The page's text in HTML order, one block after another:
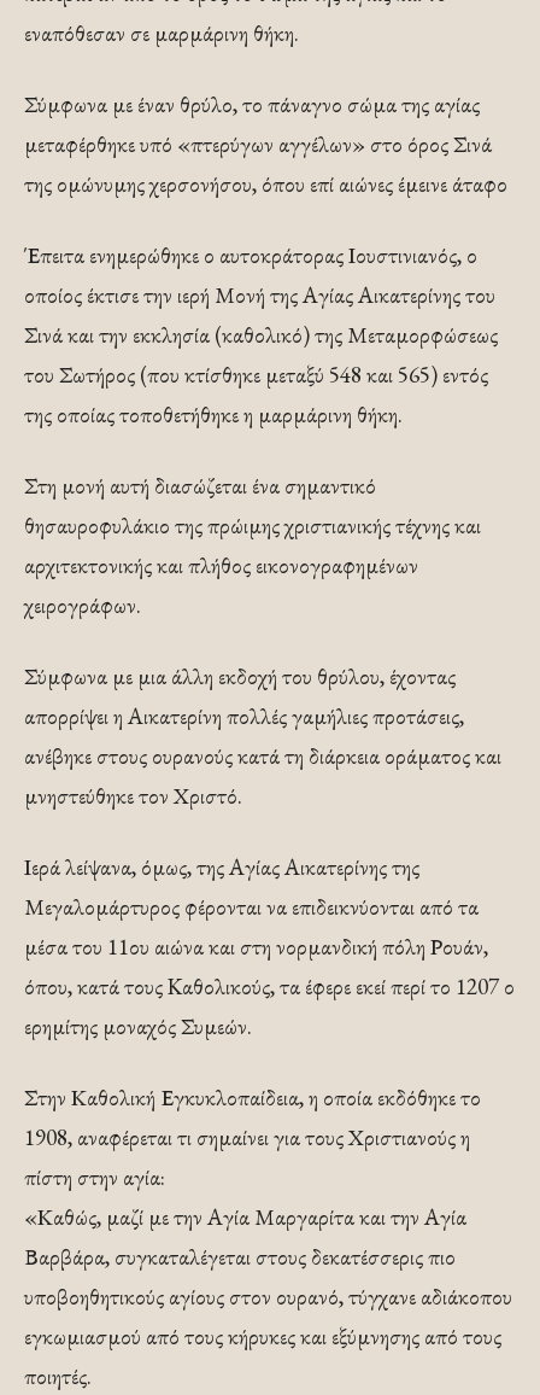
εναπόθεσαν σε μαρμάρινη θήκη.
Σύμφωνα με έναν θρύλο, το πάναγνο σώμα της αγίας
μεταφέρθηκε υπό «πτερύγων αγγέλων» στο όρος Σινά
της ομώνυμης χερσονήσου, όπου επί αιώνες έμεινε άταφο
Έπειτα ενημερώθηκε ο αυτοκράτορας Ιουστινιανός, ο
οποίος έκτισε την ιερή Μονή της Αγίας Αικατερίνης του
Σινά και την εκκλησία (καθολικό) της Μεταμορφώσεως
του Σωτήρος (που κτίσθηκε μεταξύ 548 και 565) εντός
της οποίας τοποθετήθηκε η μαρμάρινη θήκη.
Στη μονή αυτή διασώζεται ένα σημαντικό
θησαυροφυλάκιο της πρώιμης χριστιανικής τέχνης και
αρχιτεκτονικής και πλήθος εικονογραφημένων
χειρογράφων.
Σύμφωνα με μια άλλη εκδοχή του θρύλου, έχοντας
απορρίψει η Αικατερίνη πολλές γαμήλιες προτάσεις,
ανέβηκε στους ουρανούς κατά τη διάρκεια οράματος και
μνηστεύθηκε τον Χριστό.
Ιερά λείψανα, όμως, της Αγίας Αικατερίνης της
Μεγαλομάρτυρος φέρονται να επιδεικνύονται από τα
μέσα του 11ου αιώνα και στη νορμανδική πόλη Ρουάν,
όπου, κατά τους Kαθολικούς, τα έφερε εκεί περί το 1207 ο
ερημίτης μοναχός Συμεών.
Στην Καθολική Εγκυκλοπαίδεια, η οποία εκδόθηκε το
1908, αναφέρεται τι σημαίνει για τους Χριστιανούς η
πίστη στην αγία:
«Καθώς, μαζί με την Αγία Μαργαρίτα και την Αγία
Βαρβάρα, συγκαταλέγεται στους δεκατέσσερις πιο
υποβοηθητικούς αγίους στον ουρανό, τύγχανε αδιάκοπου
εγκωμιασμού από τους κήρυκες και εξύμνησης από τους
ποιητές.